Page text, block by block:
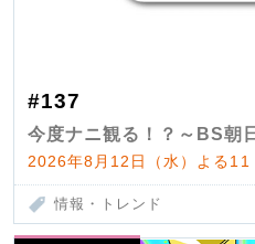
#137
今度ナニ観る！？～BS朝
2026年8月12日（水）よる
情報・トレンド